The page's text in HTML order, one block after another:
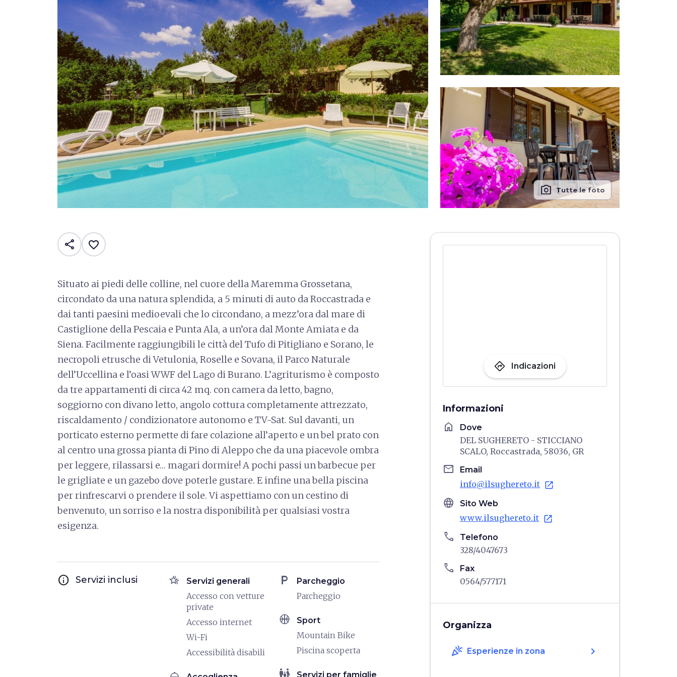
photo_camera Tutte le foto
share favorite_border
Situato ai piedi delle colline, nel cuore della Maremma Grossetana,
circondato da una natura splendida, a 5 minuti di auto da Roccastrada e
dai tanti paesini medioevali che lo circondano, a mezz’ora dal mare di
Castiglione della Pescaia e Punta Ala, a un’ora dal Monte Amiata e da
Siena. Facilmente raggiungibili le città del Tufo di Pitigliano e Sorano, le
necropoli etrusche di Vetulonia, Roselle e Sovana, il Parco Naturale
dell’Uccellina e l’oasi WWF del Lago di Burano. L’agriturismo è composto
da tre appartamenti di circa 42 mq. con camera da letto, bagno,
soggiorno con divano letto, angolo cottura completamente attrezzato,
riscaldamento / condizionatore autonomo e TV-Sat. Sul davanti, un
porticato esterno permette di fare colazione all’aperto e un bel prato con
al centro una grossa pianta di Pino di Aleppo che da una piacevole ombra
per leggere, rilassarsi e… magari dormire! A pochi passi un barbecue per
le grigliate e un gazebo dove poterle gustare. E infine una bella piscina
per rinfrescarvi o prendere il sole. Vi aspettiamo con un cestino di
benvenuto, un sorriso e la nostra disponibilità per qualsiasi vostra
esigenza.
info Servizi inclusi hotel_class Servizi generali
Accesso con vetture
private
Accesso internet
Wi-Fi
Accessibilità disabili
local_parking Parcheggio
Parcheggio
sports_basketball Sport
Mountain Bike
Piscina scoperta
family_restroom Servizi per famiglie
directions Indicazioni
Informazioni
home Dove
DEL SUGHERETO - STICCIANO
SCALO, Roccastrada, 58036, GR
email Email
info@ilsughereto.it open_in_new
language Sito Web
www.ilsughereto.it open_in_new
phone Telefono
328/4047673
phone Fax
0564/577171
Organizza
celebration Esperienze in zona chevron_right